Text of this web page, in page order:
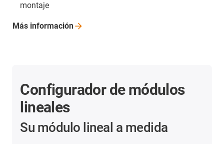
montaje
Más información
Configurador de módulos
lineales
Su módulo lineal a medida